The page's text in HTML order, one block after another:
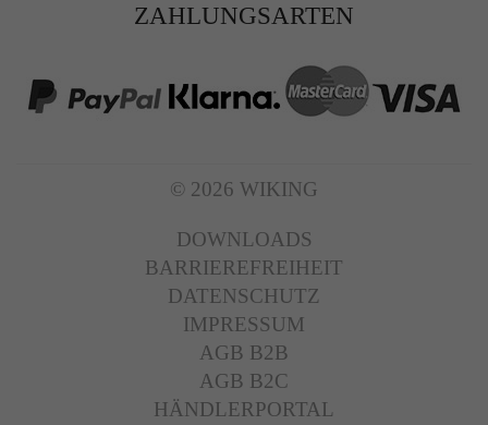
ZAHLUNGSARTEN
© 2026 WIKING
DOWNLOADS
BARRIEREFREIHEIT
DATENSCHUTZ
IMPRESSUM
AGB B2B
AGB B2C
HÄNDLERPORTAL